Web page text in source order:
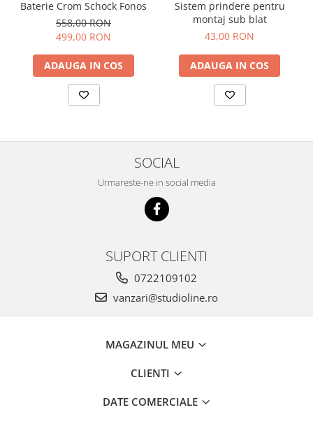
Baterie Crom Schock Fonos
558,00 RON
499,00 RON
ADAUGA IN COS
Sistem prindere pentru
montaj sub blat
43,00 RON
ADAUGA IN COS
SOCIAL
Urmareste-ne in social media
SUPORT CLIENTI
0722109102
vanzari@studioline.ro
MAGAZINUL MEU
CLIENTI
DATE COMERCIALE